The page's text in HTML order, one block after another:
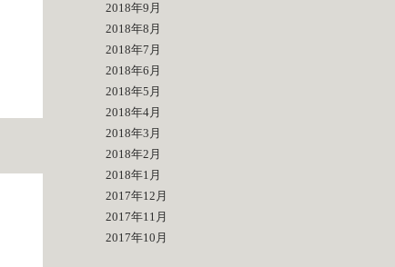
2018年9月
2018年8月
2018年7月
2018年6月
2018年5月
2018年4月
2018年3月
2018年2月
2018年1月
2017年12月
2017年11月
2017年10月